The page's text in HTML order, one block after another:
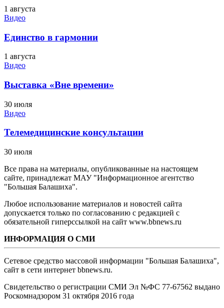
1 августа
Видео
Единство в гармонии
1 августа
Видео
Выставка «Вне времени»
30 июля
Видео
Телемедицинские консультации
30 июля
Все права на материалы, опубликованные на настоящем
сайте, принадлежат МАУ "Информационное агентство
"Большая Балашиха".
Любое использование материалов и новостей сайта
допускается только по согласованию с редакцией с
обязательной гиперссылкой на сайт www.bbnews.ru
ИНФОРМАЦИЯ О СМИ
Сетевое средство массовой информации "Большая Балашиха",
сайт в сети интернет bbnews.ru.
Свидетельство о регистрации СМИ Эл №ФС ‎77-67562 выдано
Роскомнадзором 31 октября 2016 года